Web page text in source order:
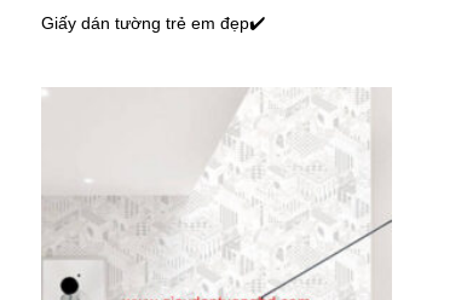
Giấy dán tường văn phòng 56136-5
Giấy dán tường trẻ em đẹp✔️